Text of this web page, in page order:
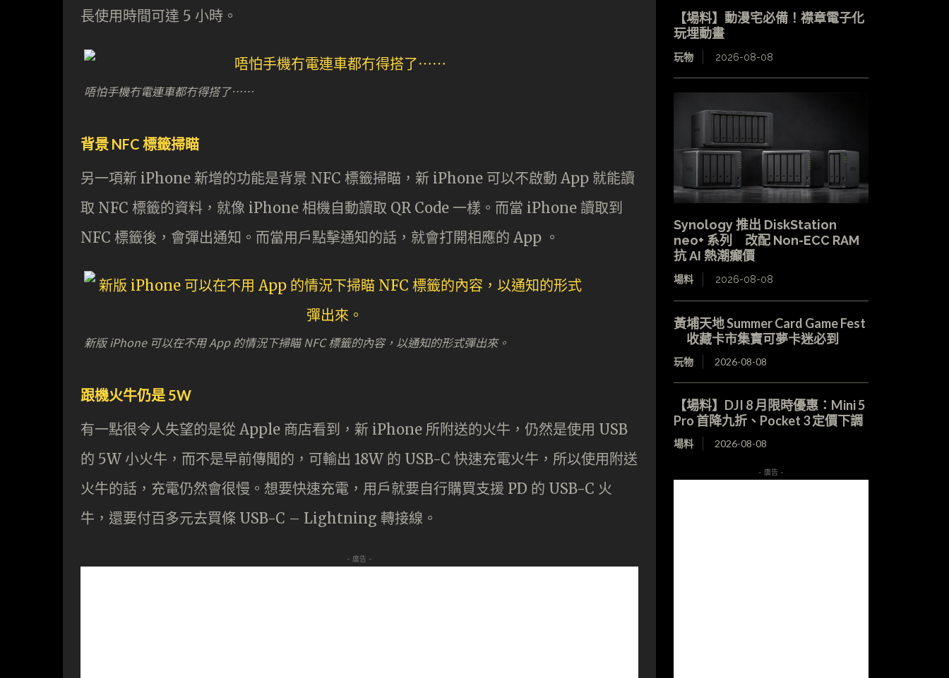
長使用時間可達 5 小時。
唔怕手機冇電連車都冇得搭了⋯⋯
背景 NFC 標籤掃瞄
另一項新 iPhone 新增的功能是背景 NFC 標籤掃瞄，新 iPhone 可以不啟動 App 就能讀
取 NFC 標籤的資料，就像 iPhone 相機自動讀取 QR Code 一樣。而當 iPhone 讀取到
NFC 標籤後，會彈出通知。而當用戶點擊通知的話，就會打開相應的 App 。
新版 iPhone 可以在不用 App 的情況下掃瞄 NFC 標籤的內容，以通知的形式彈出來。
跟機火牛仍是 5W
有一點很令人失望的是從 Apple 商店看到，新 iPhone 所附送的火牛，仍然是使用 USB
的 5W 小火牛，而不是早前傳聞的，可輸出 18W 的 USB-C 快速充電火牛，所以使用附送
火牛的話，充電仍然會很慢。想要快速充電，用戶就要自行購買支援 PD 的 USB-C 火
牛，還要付百多元去買條 USB-C – Lightning 轉接線。
- 廣告 -
【場料】動漫宅必備！襟章電子化
玩埋動畫
玩物 2026-08-08
Synology 推出 DiskStation
neo+ 系列 改配 Non-ECC RAM
抗 AI 熱潮癲價
場料 2026-08-08
黃埔天地 Summer Card Game Fest
收藏卡市集寶可夢卡迷必到
玩物 2026-08-08
【場料】DJI 8 月限時優惠：Mini 5
Pro 首降九折、Pocket 3 定價下調
場料 2026-08-08
- 廣告 -